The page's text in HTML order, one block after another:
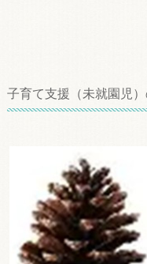
子育て支援（未就園児